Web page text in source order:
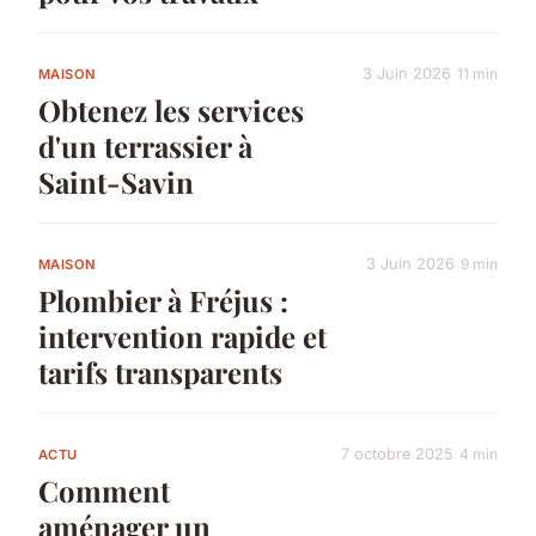
MAISON
Obtenez les services
d'un terrassier à
Saint-Savin
3 Juin 2026 11 min
MAISON
Plombier à Fréjus :
intervention rapide et
tarifs transparents
3 Juin 2026 9 min
ACTU
Comment
aménager un
7 octobre 2025 4 min